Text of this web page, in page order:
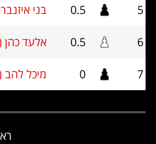
5
0.5 בני איזנברג
6
0.5 אלעד כהן
7
0 מיכל להב